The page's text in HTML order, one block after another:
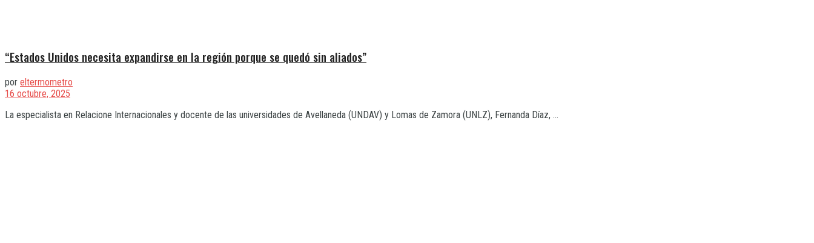
“Estados Unidos necesita expandirse en la región porque se quedó sin aliados”
por eltermometro
16 octubre, 2025
La especialista en Relacione Internacionales y docente de las universidades de Avellaneda (UNDAV) y Lomas de Zamora (UNLZ), Fernanda Díaz, ...